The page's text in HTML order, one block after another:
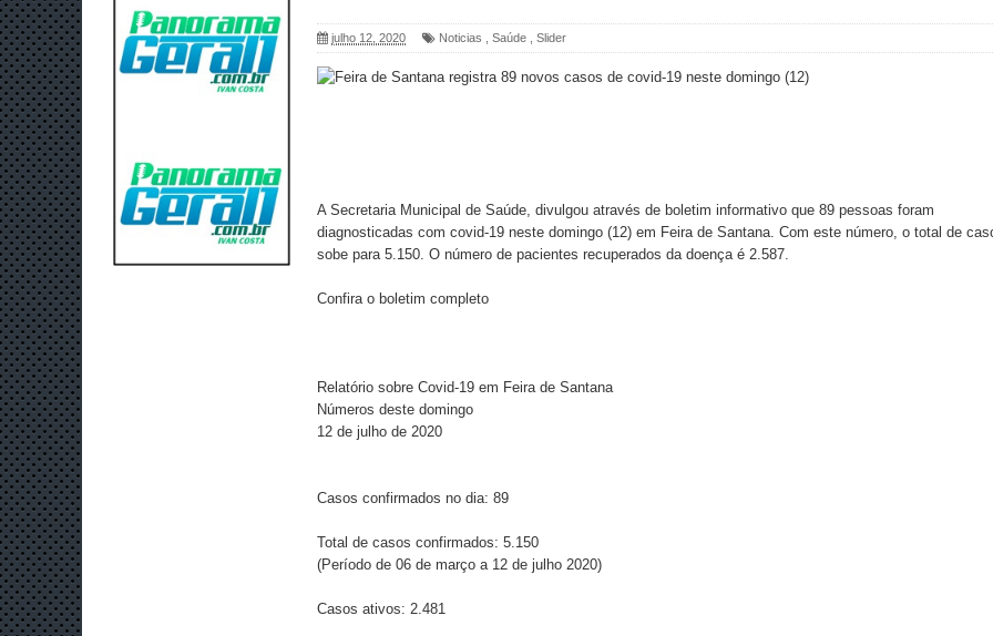
julho 12, 2020 Noticias Saúde Slider
A Secretaria Municipal de Saúde, divulgou através de boletim informativo que 89 pessoas foram
diagnosticadas com covid-19 neste domingo (12) em Feira de Santana. Com este número, o total de
sobe para 5.150. O número de pacientes recuperados da doença é 2.587.
Confira o boletim completo
Relatório sobre Covid-19 em Feira de Santana
Números deste domingo
12 de julho de 2020
Casos confirmados no dia: 89
Total de casos confirmados: 5.150
(Período de 06 de março a 12 de julho 2020)
Casos ativos: 2.481